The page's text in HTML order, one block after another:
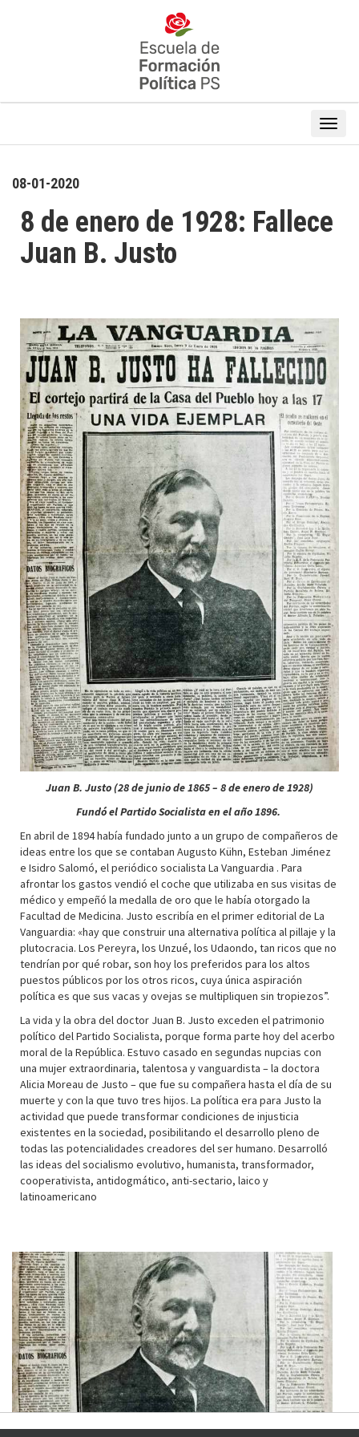
08-01-2020
8 de enero de 1928: Fallece
Juan B. Justo
Juan B. Justo (28 de junio de 1865 – 8 de enero de 1928)
Fundó el Partido Socialista en el año 1896.
En abril de 1894 había fundado junto a un grupo de compañeros de
ideas entre los que se contaban Augusto Kühn, Esteban Jiménez
e Isidro Salomó, el periódico socialista La Vanguardia . Para
afrontar los gastos vendió el coche que utilizaba en sus visitas de
médico y empeñó la medalla de oro que le había otorgado la
Facultad de Medicina. Justo escribía en el primer editorial de La
Vanguardia: «hay que construir una alternativa política al pillaje y la
plutocracia. Los Pereyra, los Unzué, los Udaondo, tan ricos que no
tendrían por qué robar, son hoy los preferidos para los altos
puestos públicos por los otros ricos, cuya única aspiración
política es que sus vacas y ovejas se multipliquen sin tropiezos”.
La vida y la obra del doctor Juan B. Justo exceden el patrimonio
político del Partido Socialista, porque forma parte hoy del acerbo
moral de la República. Estuvo casado en segundas nupcias con
una mujer extraordinaria, talentosa y vanguardista – la doctora
Alicia Moreau de Justo – que fue su compañera hasta el día de su
muerte y con la que tuvo tres hijos. La política era para Justo la
actividad que puede transformar condiciones de injusticia
existentes en la sociedad, posibilitando el desarrollo pleno de
todas las potencialidades creadores del ser humano. Desarrolló
las ideas del socialismo evolutivo, humanista, transformador,
cooperativista, antidogmático, anti-sectario, laico y
latinoamericano